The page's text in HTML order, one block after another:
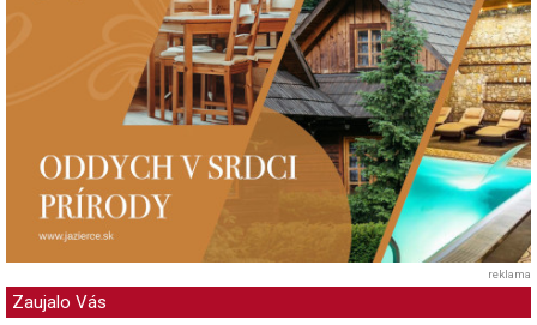
reklama
Zaujalo Vás